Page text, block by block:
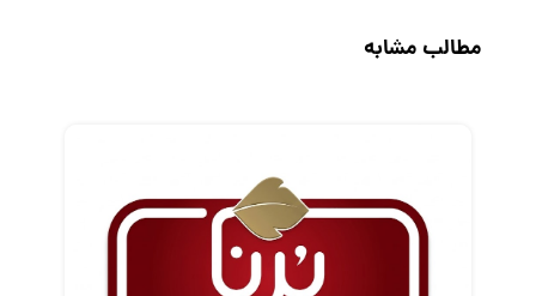
رزومه
گزارش‌های آماری
مطالب مشابه